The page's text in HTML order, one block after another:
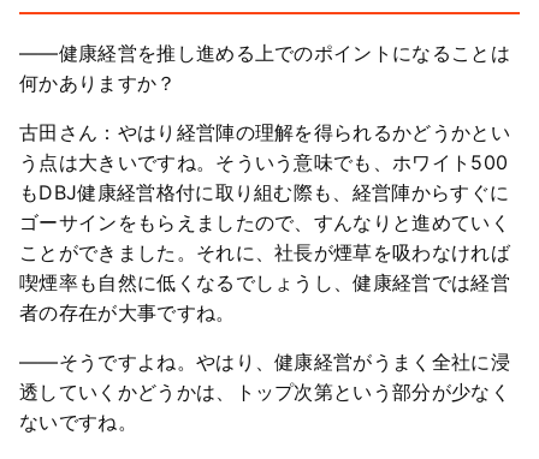
――健康経営を推し進める上でのポイントになることは
何かありますか？
古田さん：やはり経営陣の理解を得られるかどうかとい
う点は大きいですね。そういう意味でも、ホワイト500
もDBJ健康経営格付に取り組む際も、経営陣からすぐに
ゴーサインをもらえましたので、すんなりと進めていく
ことができました。それに、社長が煙草を吸わなければ
喫煙率も自然に低くなるでしょうし、健康経営では経営
者の存在が大事ですね。
――そうですよね。やはり、健康経営がうまく全社に浸
透していくかどうかは、トップ次第という部分が少なく
ないですね。